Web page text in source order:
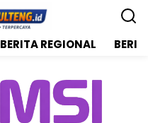
BERITA REGIONAL